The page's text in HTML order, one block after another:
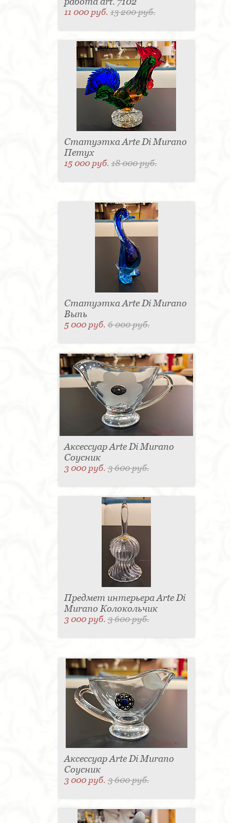
11 000 руб.13 200 руб.
Статуэтка Arte Di Murano
Петух
15 000 руб.18 000 руб.
Статуэтка Arte Di Murano
Выпь
5 000 руб.6 000 руб.
Аксессуар Arte Di Murano
Соусник
3 000 руб.3 600 руб.
Предмет интерьера Arte Di
Murano Колокольчик
3 000 руб.3 600 руб.
Аксессуар Arte Di Murano
Соусник
3 000 руб.3 600 руб.